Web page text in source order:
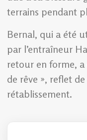
terrains pendant
Bernal, qui a été
par l’entraîneur
retour en forme,
de rêve », reflet
rétablissement.